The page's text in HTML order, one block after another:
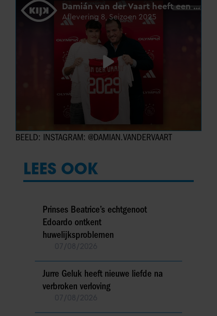
BEELD: INSTAGRAM: @DAMIAN.VANDERVAART
LEES OOK
Prinses Beatrice’s echtgenoot
Edoardo ontkent
huwelijksproblemen
Jurre Geluk heeft nieuwe liefde na
verbroken verloving